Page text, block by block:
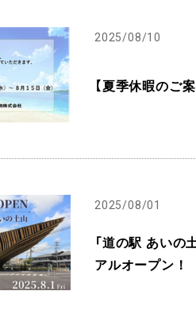
2025/08/10
【夏季休暇のご案
2025/08/01
「道の駅 あいの
アルオープン！